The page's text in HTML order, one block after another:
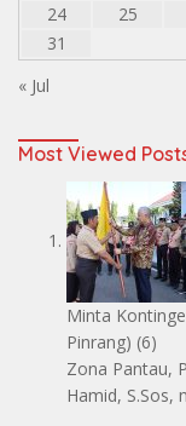
24
25
31
« Jul
Most Viewed
Minta
Pinrang) (6)
Zona Pantau,
Hamid, S.Sos,